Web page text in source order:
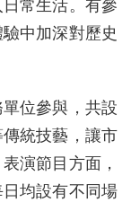
常生活。有參
中加深對歷史
位參與，共設
統技藝，讓市
演節目方面，
均設有不同場